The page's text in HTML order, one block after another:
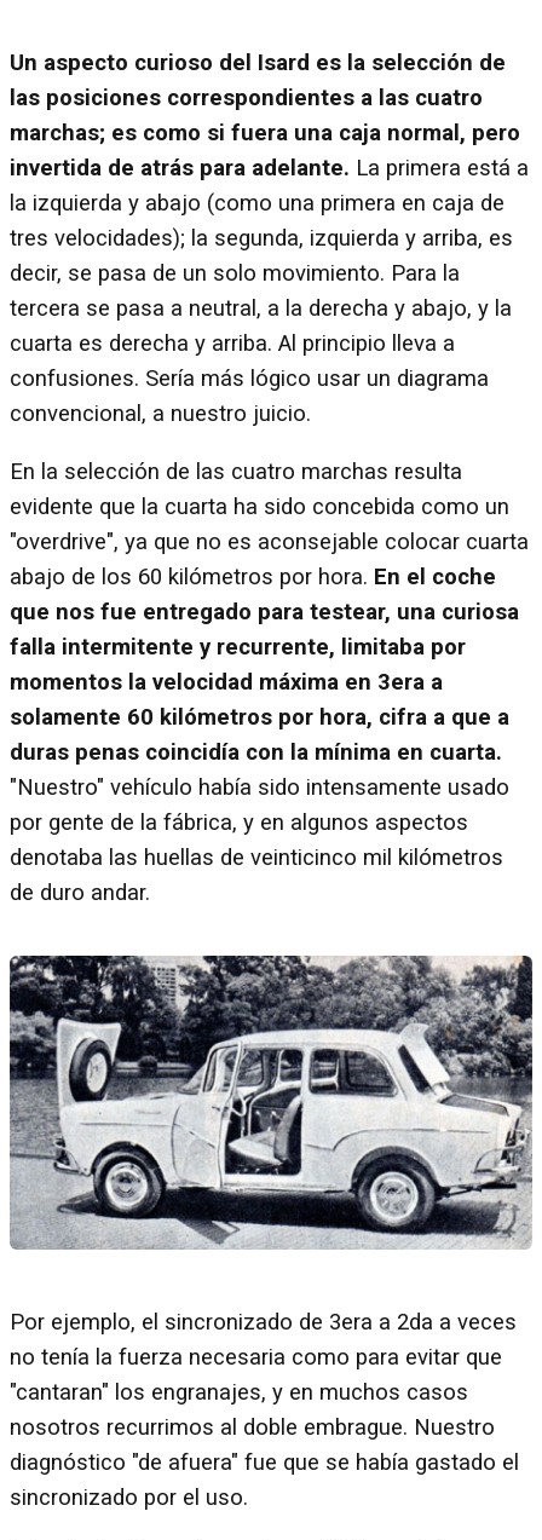
Un aspecto curioso del Isard es la selección de
las posiciones correspondientes a las cuatro
marchas; es como si fuera una caja normal, pero
invertida de atrás para adelante. La primera está a
la izquierda y abajo (como una primera en caja de
tres velocidades); la segunda, izquierda y arriba, es
decir, se pasa de un solo movimiento. Para la
tercera se pasa a neutral, a la derecha y abajo, y la
cuarta es derecha y arriba. Al principio lleva a
confusiones. Sería más lógico usar un diagrama
convencional, a nuestro juicio.
En la selección de las cuatro marchas resulta
evidente que la cuarta ha sido concebida como un
"overdrive", ya que no es aconsejable colocar cuarta
abajo de los 60 kilómetros por hora. En el coche
que nos fue entregado para testear, una curiosa
falla intermitente y recurrente, limitaba por
momentos la velocidad máxima en 3era a
solamente 60 kilómetros por hora, cifra a que a
duras penas coincidía con la mínima en cuarta.
"Nuestro" vehículo había sido intensamente usado
por gente de la fábrica, y en algunos aspectos
denotaba las huellas de veinticinco mil kilómetros
de duro andar.
Por ejemplo, el sincronizado de 3era a 2da a veces
no tenía la fuerza necesaria como para evitar que
"cantaran" los engranajes, y en muchos casos
nosotros recurrimos al doble embrague. Nuestro
diagnóstico "de afuera" fue que se había gastado el
sincronizado por el uso.